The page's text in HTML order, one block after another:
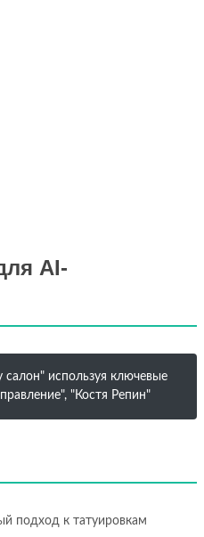
AI-
используя ключевые
"Костя Репин"
подход к татуировкам